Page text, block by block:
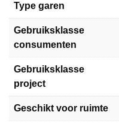
Type garen
Gebruiksklasse
consumenten
Gebruiksklasse
project
Geschikt voor ruimte